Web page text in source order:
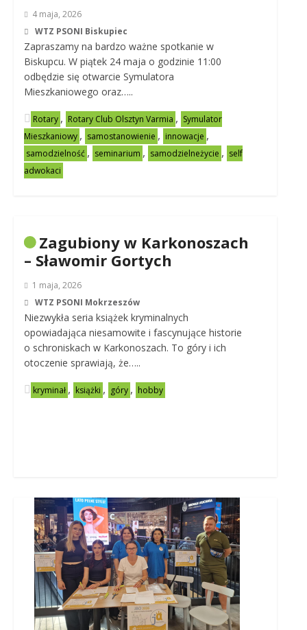
4 maja, 2026
WTZ PSONI Biskupiec
Zapraszamy na bardzo ważne spotkanie w
Biskupcu. W piątek 24 maja o godzinie 11:00
odbędzie się otwarcie Symulatora
Mieszkaniowego oraz…..
Rotary , Rotary Club Olsztyn Varmia , Symulator
Mieszkaniowy , samostanowienie , innowacje ,
samodzielność , seminarium , samodzielneżycie , self
adwokaci
Zagubiony w Karkonoszach
– Sławomir Gortych
1 maja, 2026
WTZ PSONI Mokrzeszów
Niezwykła seria książek kryminalnych
opowiadająca niesamowite i fascynujące historie
o schroniskach w Karkonoszach. To góry i ich
otoczenie sprawiają, że…..
kryminał , książki , góry , hobby